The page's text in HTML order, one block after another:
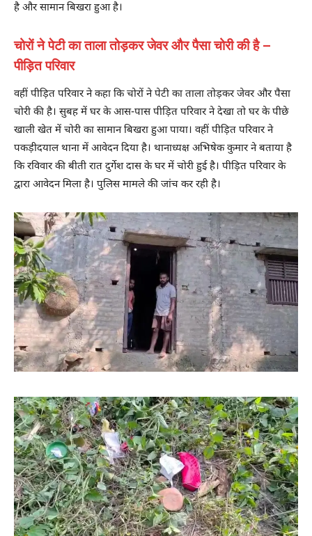
है और सामान बिखरा हुआ है।
चोरों ने पेटी का ताला तोड़कर जेवर और पैसा चोरी की है –
पीड़ित परिवार
वहीं पीड़ित परिवार ने कहा कि चोरों ने पेटी का ताला तोड़कर जेवर और पैसा
चोरी की है। सुबह में घर के आस-पास पीड़ित परिवार ने देखा तो घर के पीछे
खाली खेत में चोरी का सामान बिखरा हुआ पाया। वहीं पीड़ित परिवार ने
पकड़ीदयाल थाना में आवेदन दिया है। थानाध्यक्ष अभिषेक कुमार ने बताया है
कि रविवार की बीती रात दुर्गेश दास के घर में चोरी हुई है। पीड़ित परिवार के
द्वारा आवेदन मिला है। पुलिस मामले की जांच कर रही है।